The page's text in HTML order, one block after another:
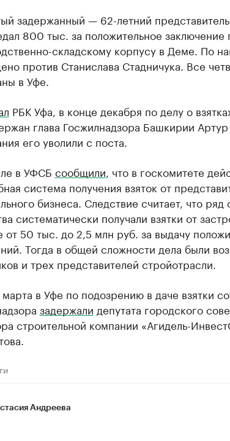
задержанный — 62-летний
800 тыс. за положительное заключение
складскому корпусу в Деме. По
против Станислава Стадничука. Все
в Уфе.
РБК Уфа, в конце декабря по делу о
глава Госжилнадзора Башкирии
его уволили с поста.
в УФСБ сообщили , что в госкомитете
система получения взяток от
бизнеса. Следствие считает, что ряд
систематически получали взятки от
от 50 тыс. до 2,5 млн руб. за выдачу
Тогда в общей сложности дела были
и трех представителей стройотрасли.
в Уфе по подозрению в даче взятки
задержали депутата городского
строительной компании «Агидель-
Андреева